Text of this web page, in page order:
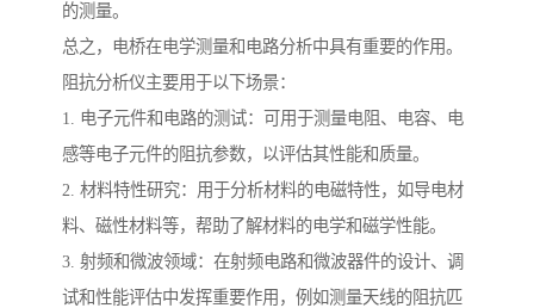
的测量。
总之，电桥在电学测量和电路分析中具有重要的作用。
阻抗分析仪主要用于以下场景：
1. 电子元件和电路的测试：可用于测量电阻、电容、电
感等电子元件的阻抗参数，以评估其性能和质量。
2. 材料特性研究：用于分析材料的电磁特性，如导电材
料、磁性材料等，帮助了解材料的电学和磁学性能。
3. 射频和微波领域：在射频电路和微波器件的设计、调
试和性能评估中发挥重要作用，例如测量天线的阻抗匹